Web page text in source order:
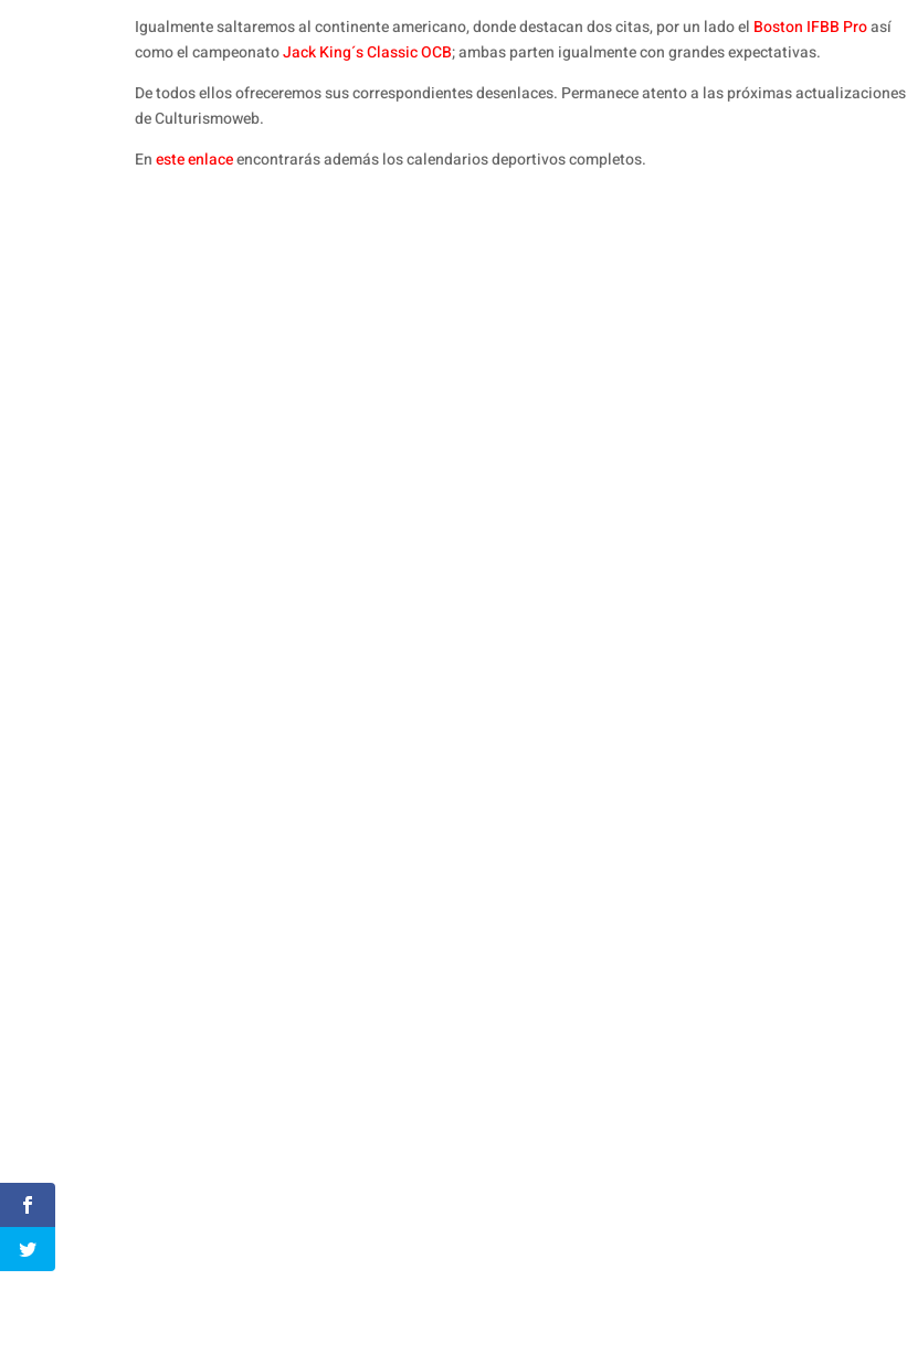
Igualmente saltaremos al continente americano, donde destacan dos citas, por un lado el Boston IFBB Proasí
como el campeonatoJack King´s Classic OCB; ambas parten igualmente con grandes expectativas.
De todos ellos ofreceremos sus correspondientes desenlaces. Permanece atento a las próximas actualizaciones
de Culturismoweb.
Eneste enlaceencontrarás además los calendarios deportivos completos.